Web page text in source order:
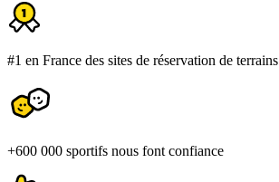
#1 en France des sites de réservation de terrains
+600 000 sportifs nous font confiance